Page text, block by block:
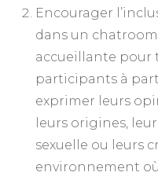
Encourager
dans un
accueillante pour
participants à
exprimer leurs
leurs origines,
sexuelle ou leurs
environnement